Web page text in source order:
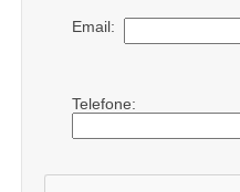
Email:
Telefone: